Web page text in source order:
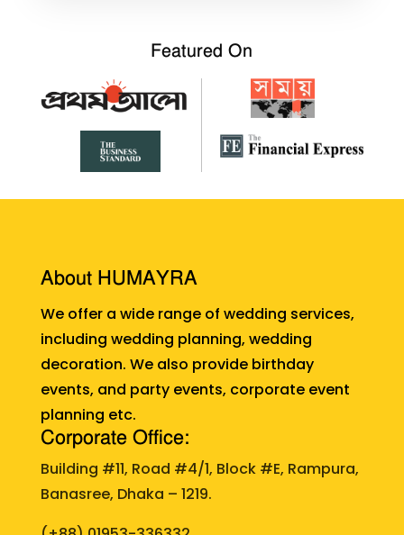
Featured On
About HUMAYRA
We offer a wide range of wedding services,
including wedding planning, wedding
decoration. We also provide birthday
events, and party events, corporate event
planning etc.
Corporate Office:
Building #11, Road #4/1, Block #E, Rampura,
Banasree, Dhaka – 1219.